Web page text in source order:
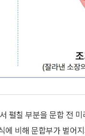
펼칠 부분을 문합 전
비해 문합부가 벌어